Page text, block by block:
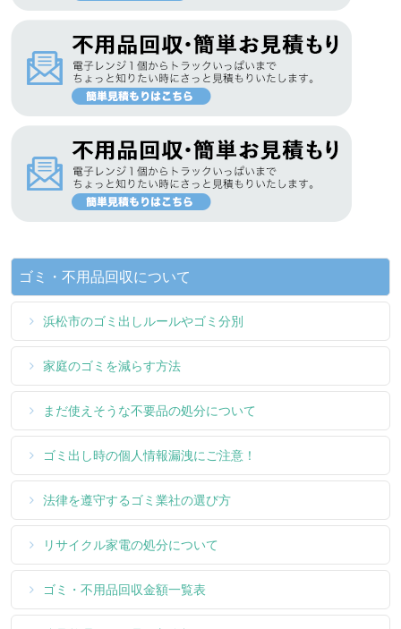
ゴミ・不用品回収について
浜松市のゴミ出しルールやゴミ分別
家庭のゴミを減らす方法
まだ使えそうな不要品の処分について
ゴミ出し時の個人情報漏洩にご注意！
法律を遵守するゴミ業社の選び方
リサイクル家電の処分について
ゴミ・不用品回収金額一覧表